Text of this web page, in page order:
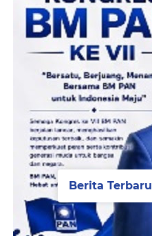
Berita Terbaru